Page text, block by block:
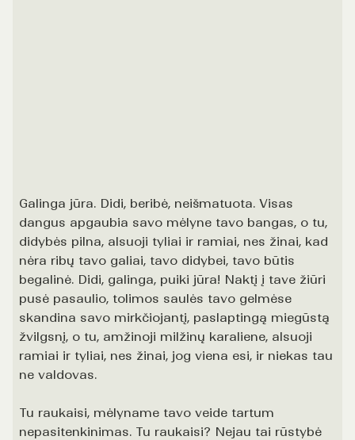
Galinga jūra. Didi, beribė, neišmatuota. Visas
dangus apgaubia savo mėlyne tavo bangas, o tu,
didybės pilna, alsuoji tyliai ir ramiai, nes žinai, kad
nėra ribų tavo galiai, tavo didybei, tavo būtis
begalinė. Didi, galinga, puiki jūra! Naktį į tave žiūri
pusė pasaulio, tolimos saulės tavo gelmėse
skandina savo mirkčiojantį, paslaptingą miegūstą
žvilgsnį, o tu, amžinoji milžinų karaliene, alsuoji
ramiai ir tyliai, nes žinai, jog viena esi, ir niekas tau
ne valdovas.
Tu raukaisi, mėlyname tavo veide tartum
nepasitenkinimas. Tu raukaisi? Nejau tai rūstybė